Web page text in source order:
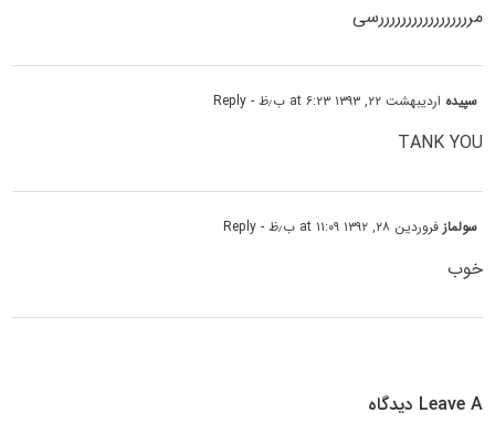
مرررررررررررررررررسی
سپیده اردیبهشت ۲۲, ۱۳۹۳ at ۶:۲۳ ب٫ظ - Reply
TANK YOU
سولمازفروردین ۲۸, ۱۳۹۲ at ۱۱:۰۹ ب٫ظ - Reply
خوب
Leave A دیدگاه